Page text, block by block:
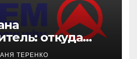
откуда
АНЯ ТЕРЕНКО